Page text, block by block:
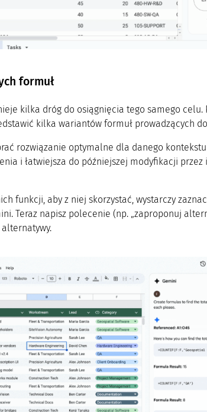
formuł
kilka dróg do osiągnięcia tego samego celu.
kilka wariantów formuł prowadzących
rozwiązanie optymalne dla danego kontekstu
i łatwiejsza do późniejszej modyfikacji przez
funkcji, aby z niej skorzystać, wystarczy
Teraz napisz polecenie (np. „zaproponuj
alternatywy.